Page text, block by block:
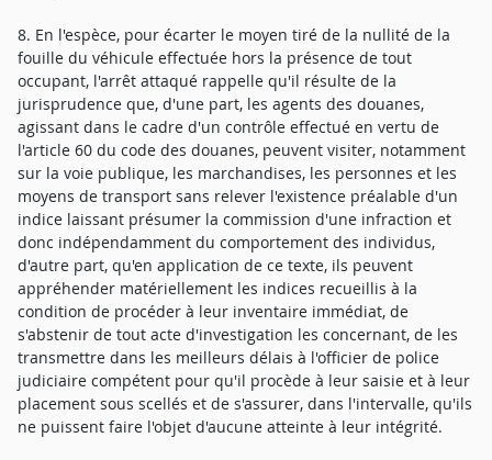
8. En l'espèce, pour écarter le moyen tiré de la nullité de la
fouille du véhicule effectuée hors la présence de tout
occupant, l'arrêt attaqué rappelle qu'il résulte de la
jurisprudence que, d'une part, les agents des douanes,
agissant dans le cadre d'un contrôle effectué en vertu de
l'article 60 du code des douanes, peuvent visiter, notamment
sur la voie publique, les marchandises, les personnes et les
moyens de transport sans relever l'existence préalable d'un
indice laissant présumer la commission d'une infraction et
donc indépendamment du comportement des individus,
d'autre part, qu'en application de ce texte, ils peuvent
appréhender matériellement les indices recueillis à la
condition de procéder à leur inventaire immédiat, de
s'abstenir de tout acte d'investigation les concernant, de les
transmettre dans les meilleurs délais à l'officier de police
judiciaire compétent pour qu'il procède à leur saisie et à leur
placement sous scellés et de s'assurer, dans l'intervalle, qu'ils
ne puissent faire l'objet d'aucune atteinte à leur intégrité.